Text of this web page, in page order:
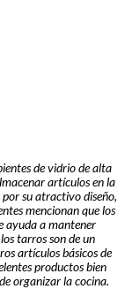
de vidrio de alta
artículos en la
su atractivo diseño,
mencionan que los
ayuda a mantener
tarros son de un
artículos básicos de
productos bien
organizar la cocina.